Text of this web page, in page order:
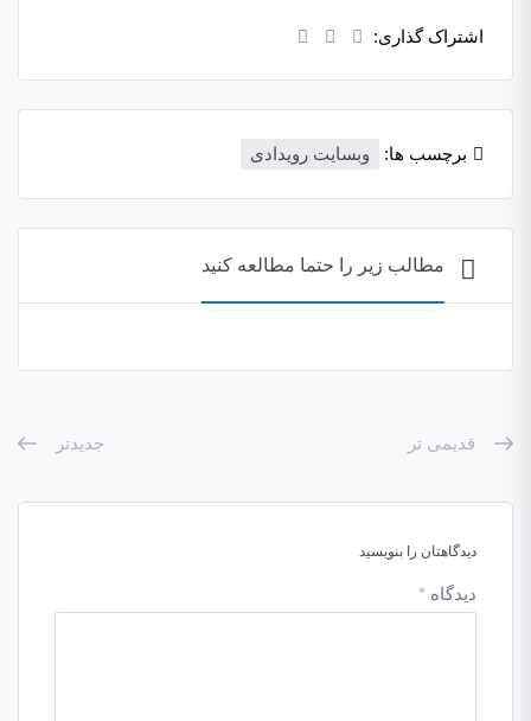
اشتراک گذاری:
برچسب ها: وبسایت رویدادی
مطالب زیر را حتما مطالعه کنید
قدیمی تر جدیدتر
دیدگاهتان را بنویسید
دیدگاه *